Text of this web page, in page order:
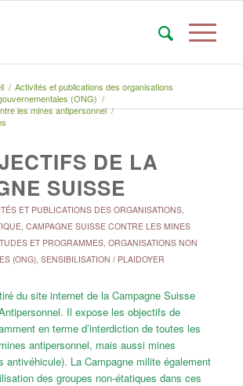
/ Activités et publications des organisations
(ONG) /
les mines antipersonnel /
DE LA
SUISSE
ET PUBLICATIONS DES ORGANISATIONS,
, CAMPAGNE SUISSE CONTRE LES MINES
ET PROGRAMMES, ORGANISATIONS NON
(ONG), SENSIBILISATION / PLAIDOYER
du site internet de la Campagne Suisse
Il expose les objectifs de
en terme d’interdiction de toutes les
antipersonnel, mais aussi mines
antivéhicule). La Campagne milite également
des groupes non-étatiques dans ces